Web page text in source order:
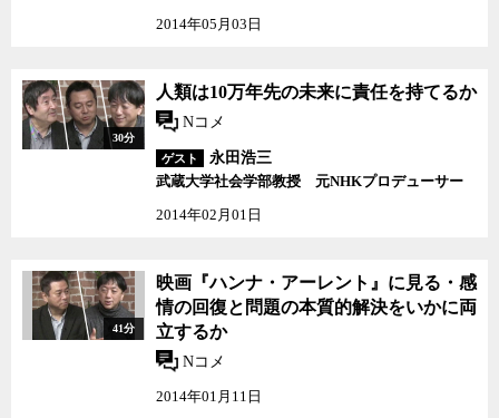
2014年05月03日
30分
人類は10万年先の未来に責任を持てるか
Nコメ
ゲスト
永田浩三
武蔵大学社会学部教授 元NHKプロデューサー
2014年02月01日
41分
映画『ハンナ・アーレント』に見る・感
情の回復と問題の本質的解決をいかに両
立するか
Nコメ
2014年01月11日